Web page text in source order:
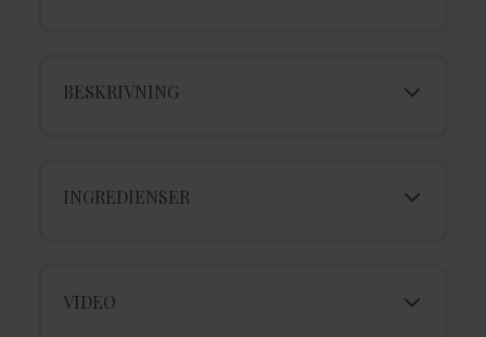
BESKRIVNING
INGREDIENSER
VIDEO